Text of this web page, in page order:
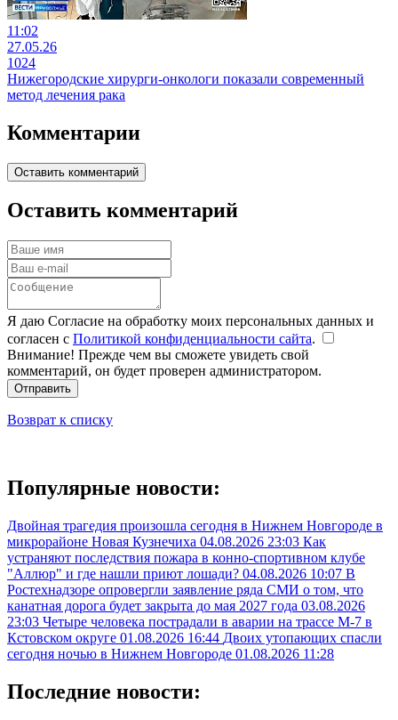
11:02
27.05.26
1024
Нижегородские хирурги-онкологи показали современный
метод лечения рака
Комментарии
Оставить комментарий
Оставить комментарий
Я даю Согласие на обработку моих персональных данных и
согласен с Политикой конфиденциальности сайта.
Внимание! Прежде чем вы сможете увидеть свой
комментарий, он будет проверен администратором.
Отправить
Возврат к списку
Популярные новости:
Двойная трагедия произошла сегодня в Нижнем Новгороде в
микрорайоне Новая Кузнечиха 04.08.2026 23:03 Как
устраняют последствия пожара в конно-спортивном клубе
"Аллюр" и где нашли приют лошади? 04.08.2026 10:07 В
Ростехнадзоре опровергли заявление ряда СМИ о том, что
канатная дорога будет закрыта до мая 2027 года 03.08.2026
23:03 Четыре человека пострадали в аварии на трассе М-7 в
Кстовском округе 01.08.2026 16:44 Двоих утопающих спасли
сегодня ночью в Нижнем Новгороде 01.08.2026 11:28
Последние новости: